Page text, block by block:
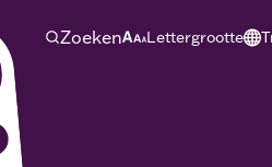
Zoeken Lettergrootte